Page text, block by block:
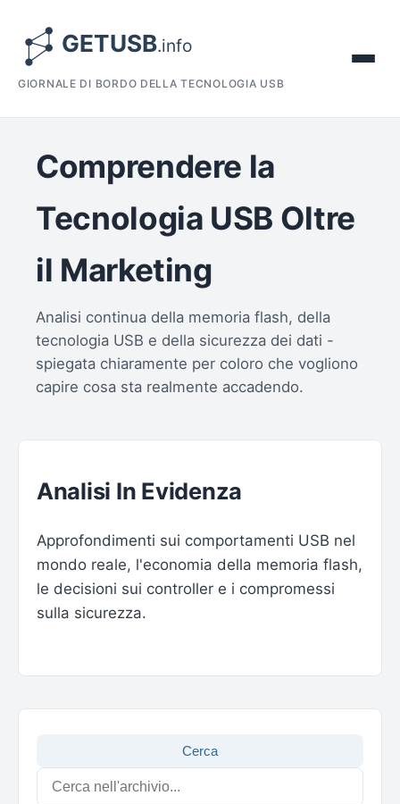
GIORNALE DI BORDO DELLA TECNOLOGIA USB
Comprendere la
Tecnologia USB Oltre
il Marketing
Analisi continua della memoria flash, della
tecnologia USB e della sicurezza dei dati -
spiegata chiaramente per coloro che vogliono
capire cosa sta realmente accadendo.
Analisi In Evidenza
Approfondimenti sui comportamenti USB nel
mondo reale, l'economia della memoria flash,
le decisioni sui controller e i compromessi
sulla sicurezza.
Cerca